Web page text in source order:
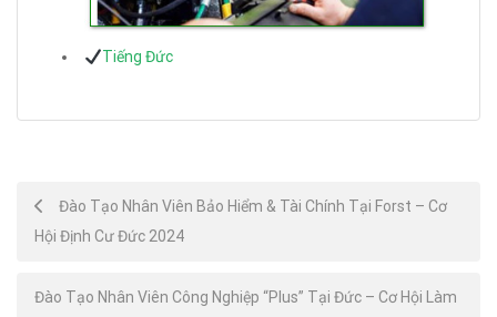
Tiếng Đức
Post
navigation
Đào Tạo Nhân Viên Bảo Hiểm & Tài Chính Tại Forst – Cơ
Hội Định Cư Đức 2024
Đào Tạo Nhân Viên Công Nghiệp “Plus” Tại Đức – Cơ Hội Làm